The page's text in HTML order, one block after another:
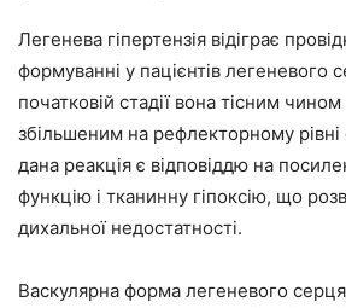
Легенева гіпертензія відіграє
формуванні у пацієнтів легеневого
початковій стадії вона тісним чином
збільшеним на рефлекторному
дана реакція є відповіддю на
функцію і тканинну гіпоксію, що
дихальної недостатності.
Васкулярна форма легеневого